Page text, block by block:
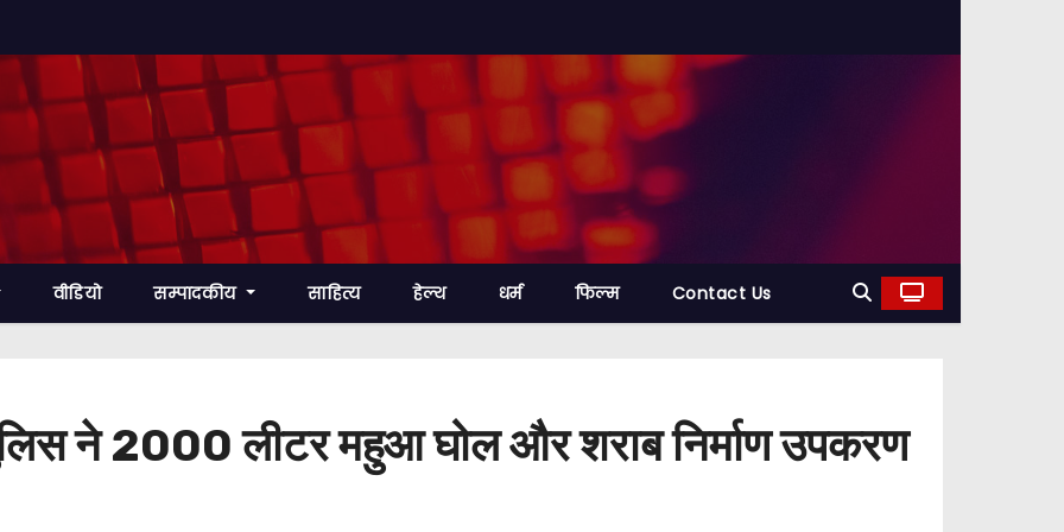
वीडियो सम्पादकीय साहित्य हेल्थ धर्म फिल्म Contact Us
पुलिस ने 2000 लीटर महुआ घोल और शराब निर्माण उपकरण